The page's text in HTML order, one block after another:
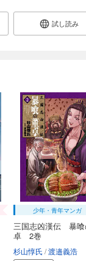
試し読み
少年・青年マンガ
三国志凶漢伝 暴喰
卓 2巻
杉山惇氏 渡邉義浩